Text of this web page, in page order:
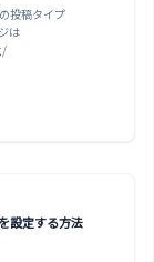
投稿タイプ
は
設定する方法